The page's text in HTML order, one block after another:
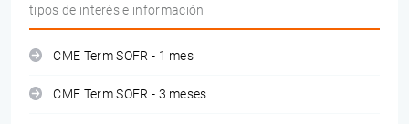
tipos de interés e información
CME Term SOFR - 1 mes
CME Term SOFR - 3 meses